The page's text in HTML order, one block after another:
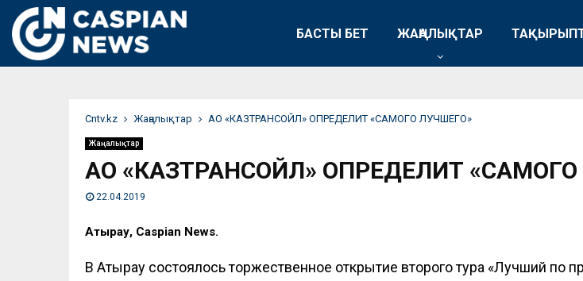
БАСТЫ БЕТ ЖАҢАЛЫҚТАР
Сntv.kz Жаңалықтар АО «КАЗТРАНСОЙЛ» ОПРЕДЕЛИТ «САМОГО ЛУЧШЕГО»
Жаңалықтар
АО «КАЗТРАНСОЙЛ» ОПРЕДЕЛИТ
22.04.2019
Атырау, Caspian News.
В Атырау состоялось торжественное открытие второго тура «Лучший по